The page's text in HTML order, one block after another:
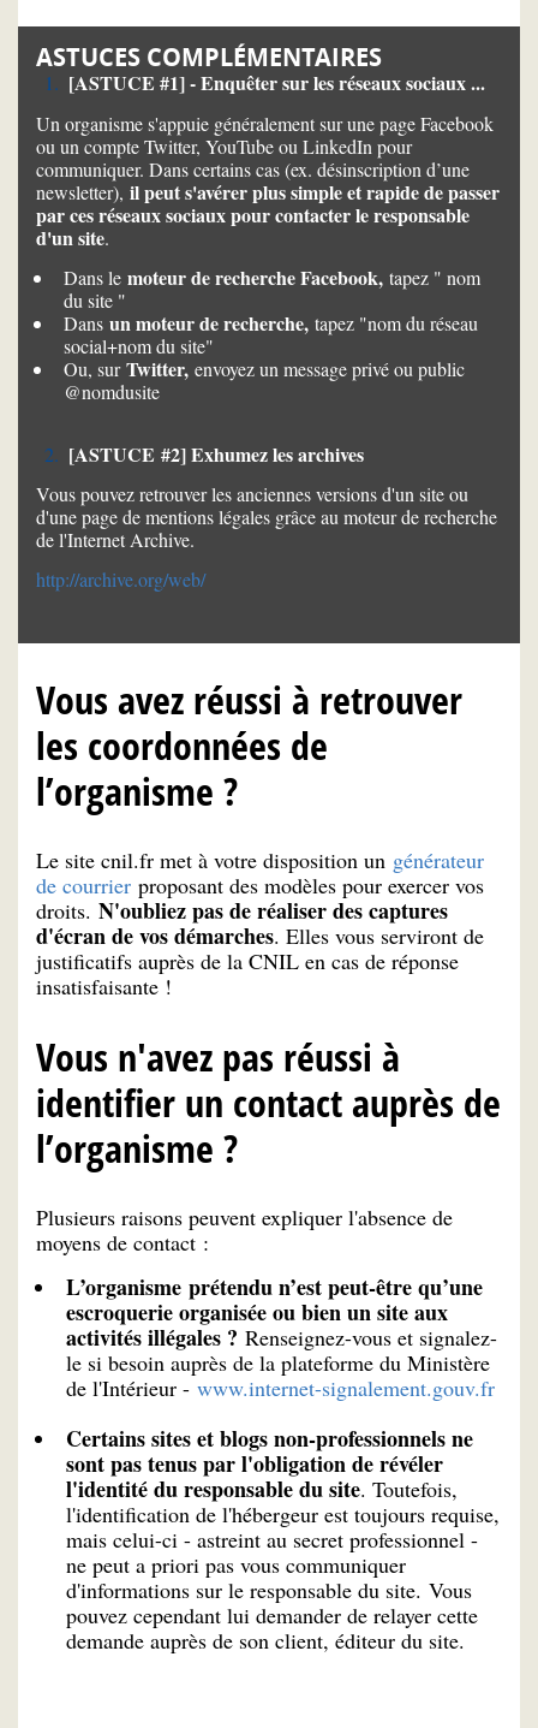
ASTUCES COMPLÉMENTAIRES
[ASTUCE #1] - Enquêter sur les réseaux sociaux ...
Un organisme s'appuie généralement sur une page Facebook
ou un compte Twitter, YouTube ou LinkedIn pour
communiquer. Dans certains cas (ex. désinscription d’une
newsletter), il peut s'avérer plus simple et rapide de passer
par ces réseaux sociaux pour contacter le responsable
d'un site.
Dans le moteur de recherche Facebook, tapez " nom
du site "
Dans un moteur de recherche, tapez "nom du réseau
social+nom du site"
Ou, surTwitter, envoyez un message privé ou public
@nomdusite
[ASTUCE #2] Exhumez les archives
Vous pouvez retrouver les anciennes versions d'un site ou
d'une page de mentions légales grâce au moteur de recherche
de l'Internet Archive.
http://archive.org/web/
Vous avez réussi à retrouver
les coordonnées de
l’organisme ?
Le site cnil.fr met à votre disposition un générateur
de courrier proposant des modèles pour exercer vos
droits. N'oubliez pas de réaliser des captures
d'écran de vos démarches. Elles vous serviront de
justificatifs auprès de la CNIL en cas de réponse
insatisfaisante !
Vous n'avez pas réussi à
identifier un contact auprès de
l’organisme ?
Plusieurs raisons peuvent expliquer l'absence de
moyens de contact :
L’organisme prétendu n’est peut-être qu’une
escroquerie organisée ou bien un site aux
activités illégales ? Renseignez-vous et signalez-
le si besoin auprès de la plateforme du Ministère
de l'Intérieur - www.internet-signalement.gouv.fr
Certains sites et blogs non-professionnels ne
sont pas tenus par l'obligation de révéler
l'identité du responsable du site. Toutefois,
l'identification de l'hébergeur est toujours requise,
mais celui-ci - astreint au secret professionnel -
ne peut a priori pas vous communiquer
d'informations sur le responsable du site. Vous
pouvez cependant lui demander de relayer cette
demande auprès de son client, éditeur du site.